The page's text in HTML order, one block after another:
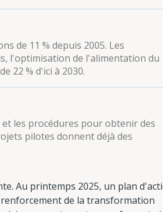
de 11 % depuis 2005. Les
l'optimisation de l'alimentation du
22 % d'ici à 2030.
les procédures pour obtenir des
pilotes donnent déjà des
Au printemps 2025, un plan
de la transformation